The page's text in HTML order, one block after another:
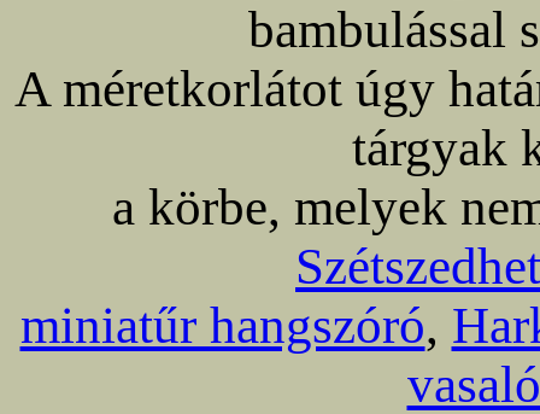
bambulással
A méretkorlátot úgy
tárgyak
a körbe, melyek
miniatűr hangszóró,